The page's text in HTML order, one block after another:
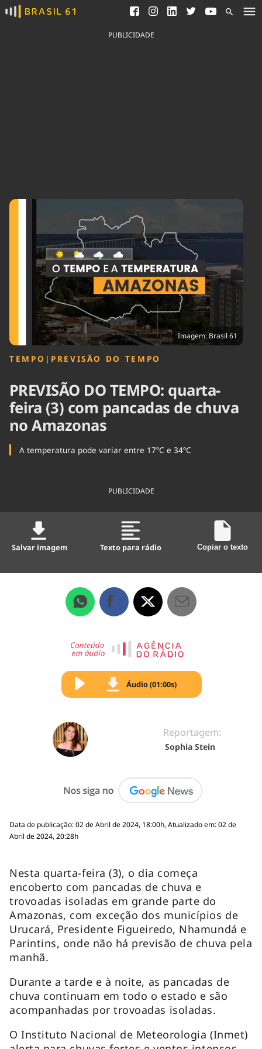
Ver todas as notícias
Saneamento
Indicadores
Brasil Mineral
Ciência &
Tecnologia
Comportamento
Cultura
Economia
Educação
Infraestrutura
Internacional
Podcast
Política
Tempo
PUBLICIDADE
Imagem: Brasil 61
TEMPO | PREVISÃO DO TEMPO
PREVISÃO DO TEMPO: quarta-
feira (3) com pancadas de chuva
no Amazonas
A temperatura pode variar entre 17ºC e 34ºC
PUBLICIDADE
Salvar imagem Texto para rádio Copiar o texto
Áudio (01:00s)
Reportagem:
Sophia Stein
Data de publicação: 02 de Abril de 2024, 18:00h, Atualizado em: 02 de
Abril de 2024, 20:28h
Nesta quarta-feira (3), o dia começa
encoberto com pancadas de chuva e
trovoadas isoladas em grande parte do
Amazonas, com exceção dos municípios de
Urucará, Presidente Figueiredo, Nhamundá e
Parintins, onde não há previsão de chuva pela
manhã.
Durante a tarde e à noite, as pancadas de
chuva continuam em todo o estado e são
acompanhadas por trovoadas isoladas.
O Instituto Nacional de Meteorologia (Inmet)